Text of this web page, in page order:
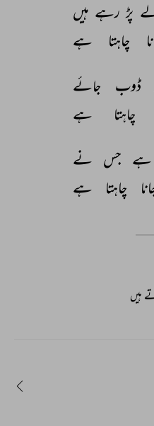
پڑ رہے ہیں
چاہتا ہے
ڈوب
جائے
چاہتا ہے
ہے جس نے
چاہتا ہے
ہیں